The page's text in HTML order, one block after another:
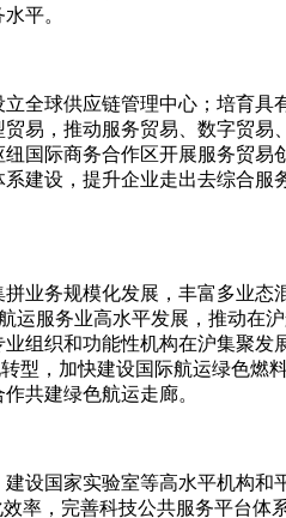
平。
全球供应链管理中心；培育具
易，推动服务贸易、数字贸易
国际商务合作区开展服务贸易
建设，提升企业走出去综合服
业务规模化发展，丰富多业态
运服务业高水平发展，推动在
组织和功能性机构在沪集聚发
型，加快建设国际航运绿色燃
共建绿色航运走廊。
设国家实验室等高水平机构和
率，完善科技公共服务平台体